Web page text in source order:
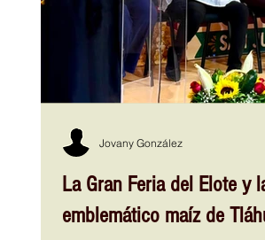
La Gran Feria del Elote y
emblemático maíz de
Jovany González